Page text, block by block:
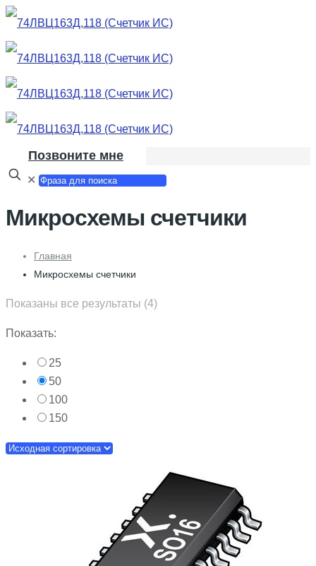
Позвоните мне
✕
Микросхемы счетчики
Главная
Микросхемы счетчики
Показаны все результаты (4)
Показать:
25
50
100
150